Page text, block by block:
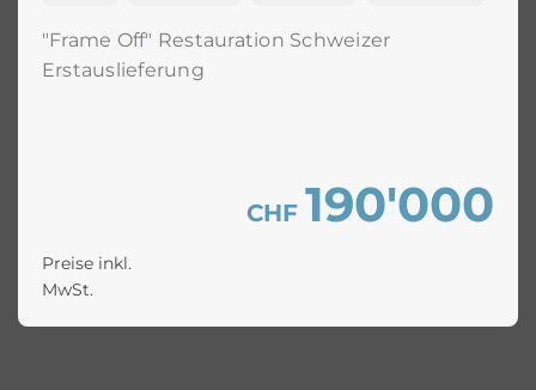
"Frame Off" Restauration Schweizer
Erstauslieferung
CHF 190'000
Preise inkl.
MwSt.